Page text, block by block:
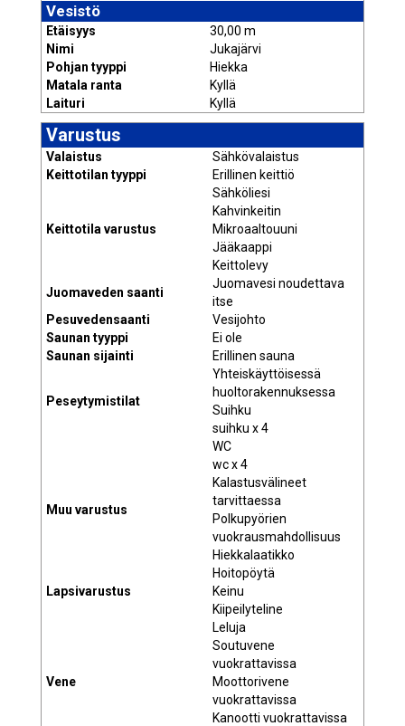
Vesistö
Etäisyys
30,00 m
Nimi
Jukajärvi
Pohjan tyyppi
Hiekka
Matala ranta
Kyllä
Laituri
Kyllä
Varustus
Valaistus
Sähkövalaistus
Keittotilan tyyppi
Erillinen keittiö
Keittotila varustus
Sähköliesi
Kahvinkeitin
Mikroaaltouuni
Jääkaappi
Keittolevy
Juomaveden saanti
Juomavesi noudettava
itse
Pesuvedensaanti
Vesijohto
Saunan tyyppi
Ei ole
Saunan sijainti
Erillinen sauna
Peseytymistilat
Yhteiskäyttöisessä
huoltorakennuksessa
Suihku
suihku x 4
WC
wc x 4
Muu varustus
Kalastusvälineet
tarvittaessa
Polkupyörien
vuokrausmahdollisuus
Lapsivarustus
Hiekkalaatikko
Hoitopöytä
Keinu
Kiipeilyteline
Leluja
Vene
Soutuvene
vuokrattavissa
Moottorivene
vuokrattavissa
Kanootti vuokrattavissa